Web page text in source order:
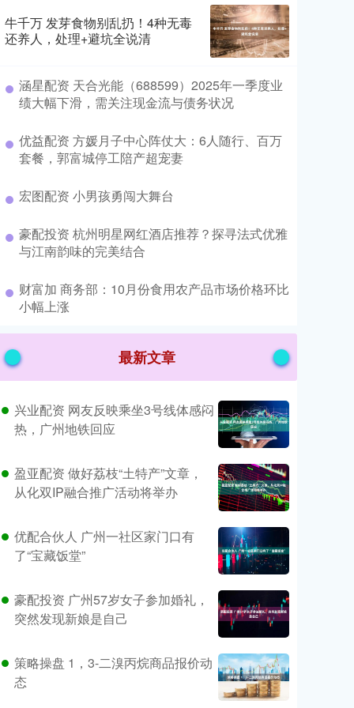
牛千万 发芽食物别乱扔！4种无毒
还养人，处理+避坑全说清
​涵星配资 天合光能（688599）2025年一季度业
绩大幅下滑，需关注现金流与债务状况
​优益配资 方媛月子中心阵仗大：6人随行、百万
套餐，郭富城停工陪产超宠妻
​宏图配资 小男孩勇闯大舞台
​豪配投资 杭州明星网红酒店推荐？探寻法式优雅
与江南韵味的完美结合
​财富加 商务部：10月份食用农产品市场价格环比
小幅上涨
最新文章
兴业配资 网友反映乘坐3号线体感闷
热，广州地铁回应
盈亚配资 做好荔枝“土特产”文章，
从化双IP融合推广活动将举办
优配合伙人 广州一社区家门口有
了“宝藏饭堂”
豪配投资 广州57岁女子参加婚礼，
突然发现新娘是自己
策略操盘 1，3-二溴丙烷商品报价动
态